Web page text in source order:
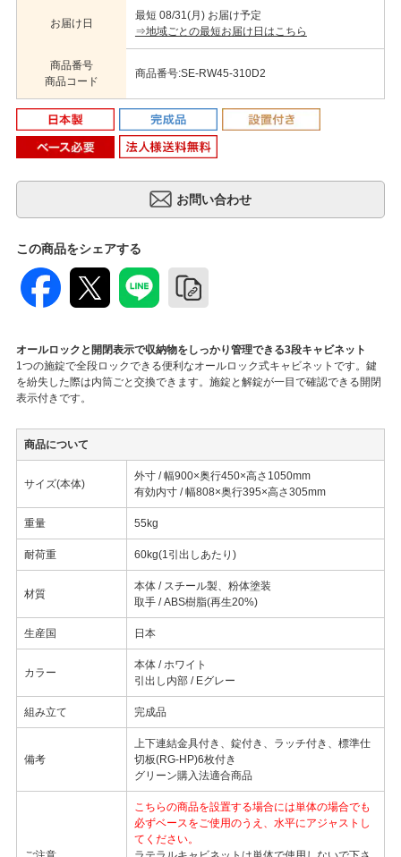
お届け日
最短 08/31(月) お届け予定
⇒地域ごとの最短お届け日はこちら
商品番号
商品コード
商品番号:SE-RW45-310D2
この商品をシェアする
オールロックと開閉表示で収納物をしっかり管理できる3段キャビネット
1つの施錠で全段ロックできる便利なオールロック式キャビネットです。鍵
を紛失した際は内筒ごと交換できます。施錠と解錠が一目で確認できる開閉
表示付きです。
商品について
サイズ(本体)
外寸 / 幅900×奥行450×高さ1050mm
有効内寸 / 幅808×奥行395×高さ305mm
重量 55kg
耐荷重 60kg(1引出しあたり)
材質
本体 / スチール製、粉体塗装
取手 / ABS樹脂(再生20%)
生産国 日本
カラー
本体 / ホワイト
引出し内部 / Eグレー
組み立て 完成品
備考
上下連結金具付き、錠付き、ラッチ付き、標準仕
切板(RG-HP)6枚付き
グリーン購入法適合商品
こちらの商品を設置する場合には単体の場合でも
必ずベースをご使用のうえ、水平にアジャストし
てください。